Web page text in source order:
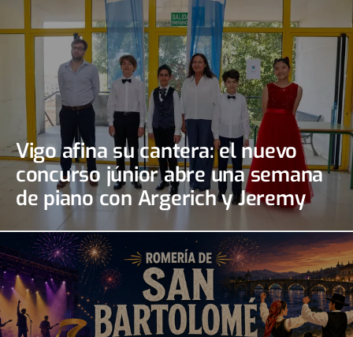
Vigo afina su cantera: el nuevo
concurso júnior abre una semana
de piano con Argerich y Jeremy
Irons